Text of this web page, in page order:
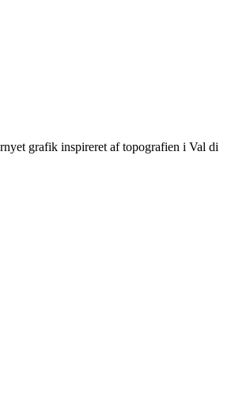
grafik inspireret af topografien i Val di